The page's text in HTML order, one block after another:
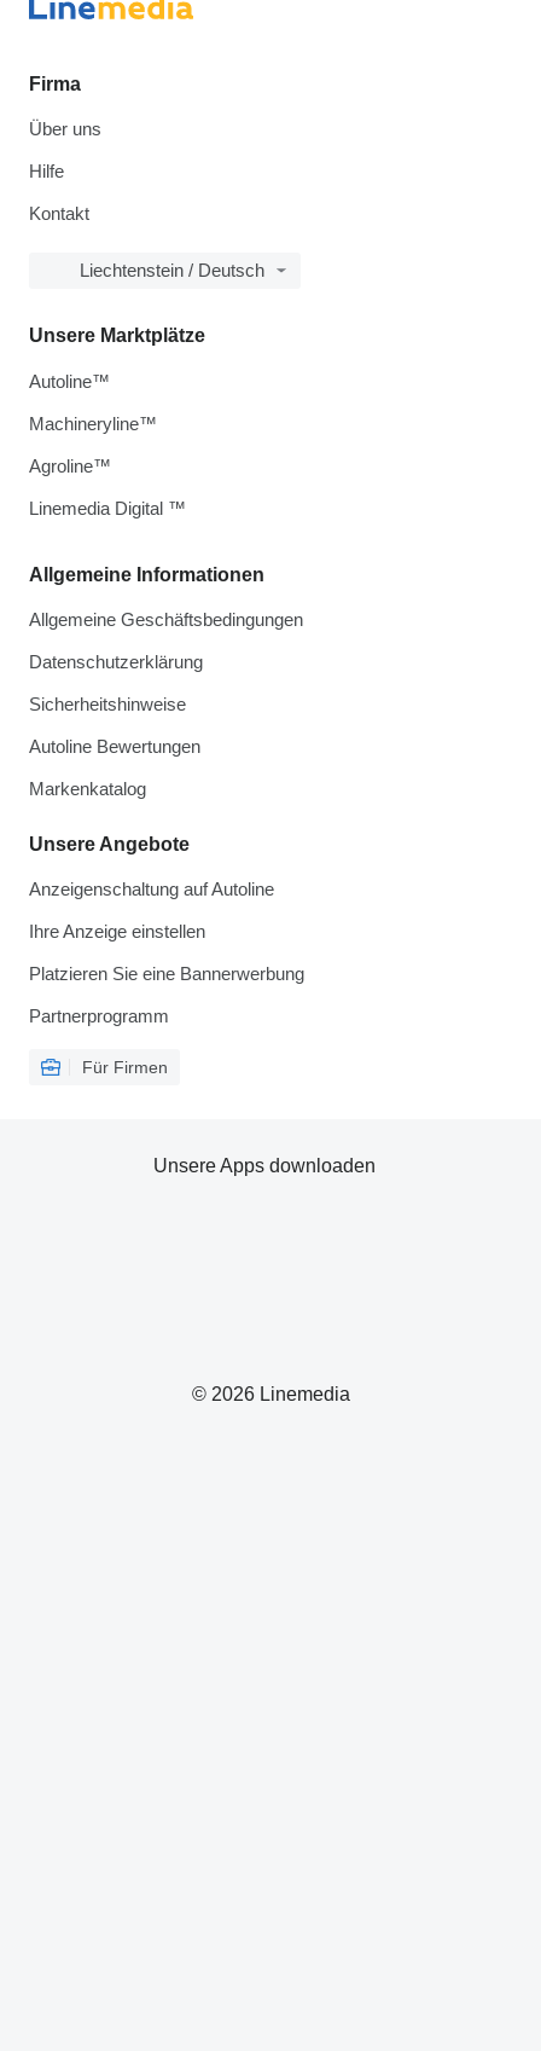
Firma
Über uns
Hilfe
Kontakt
Liechtenstein / Deutsch
Allgemeine Informationen
Allgemeine Geschäftsbedingungen
Datenschutzerklärung
Sicherheitshinweise
Autoline Bewertungen
Markenkatalog
Unsere Angebote
Anzeigenschaltung auf Autoline
Ihre Anzeige einstellen
Platzieren Sie eine Bannerwerbung
Partnerprogramm
Für Firmen
Unsere Marktplätze
Autoline™
Machineryline™
Agroline™
Linemedia Digital ™
© 2026 Linemedia
Unsere Apps downloaden